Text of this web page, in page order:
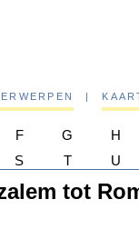
|
F G
H
S T U
tot